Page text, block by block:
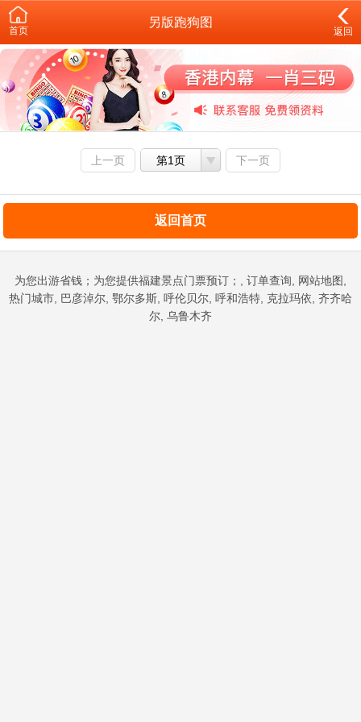
首页
另版跑狗图
返回
上一页 第1页 下一页
返回首页
为您出游省钱；为您提供福建景点门票预订；, 订单查询, 网站地图,
热门城市, 巴彦淖尔, 鄂尔多斯, 呼伦贝尔, 呼和浩特, 克拉玛依, 齐齐哈
尔, 乌鲁木齐